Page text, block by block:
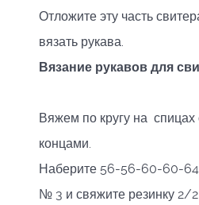
Отложите эту часть
вязать рукава.
Вязание рукавов для
Вяжем по кругу на
концами.
Наберите 56-56-60-60-
№ 3 и свяжите резинку 2/